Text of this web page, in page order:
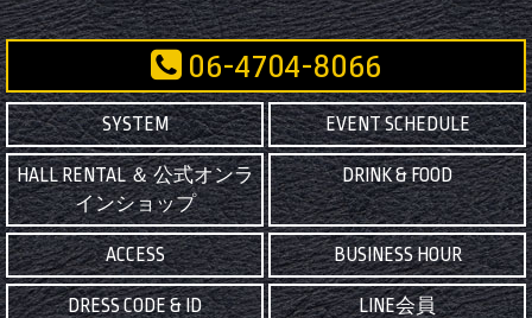
06-4704-8066
SYSTEM EVENT SCHEDULE
HALL RENTAL ＆ 公式オンラ
インショップ
DRINK & FOOD
ACCESS BUSINESS HOUR
DRESS CODE & ID LINE会員